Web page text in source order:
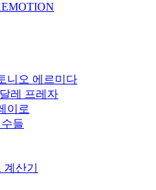
니오 에르미다
레 프레자
이로
들
산기